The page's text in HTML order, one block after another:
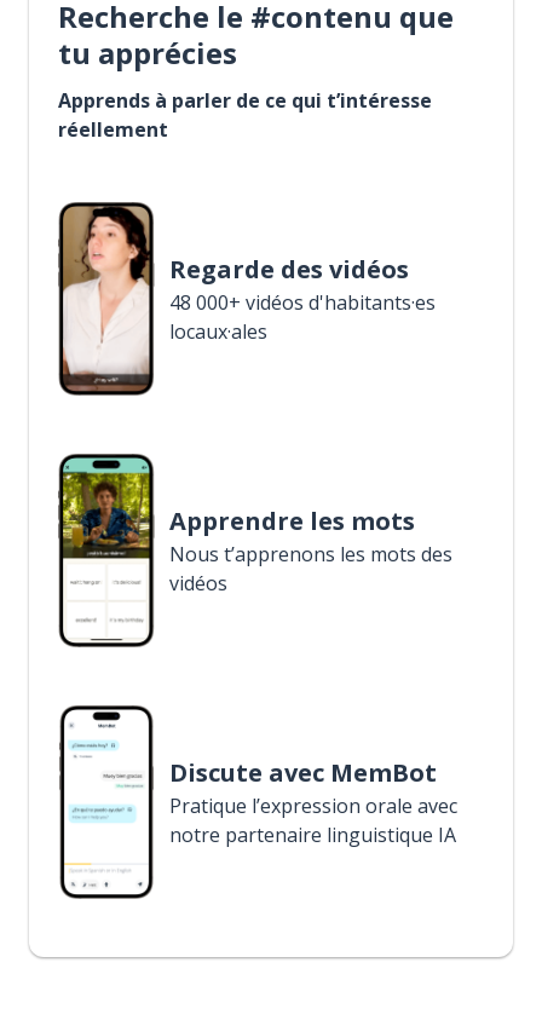
Recherche le #contenu que
tu apprécies
Apprends à parler de ce qui t’intéresse
réellement
Regarde des vidéos
48 000+ vidéos d'habitants·es
locaux·ales
Apprendre les mots
Nous t’apprenons les mots des
vidéos
Discute avec MemBot
Pratique l’expression orale avec
notre partenaire linguistique IA